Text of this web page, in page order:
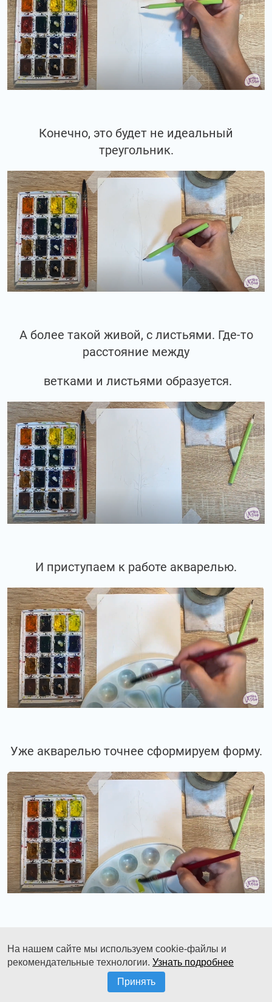
Конечно, это будет не идеальный
треугольник.
А более такой живой, с листьями. Где-то
расстояние между
ветками и листьями образуется.
И приступаем к работе акварелью.
Уже акварелью точнее сформируем форму.
зелёную.
На нашем сайте мы используем cookie-файлы и
рекомендательные технологии. Узнать подробнее
Принять